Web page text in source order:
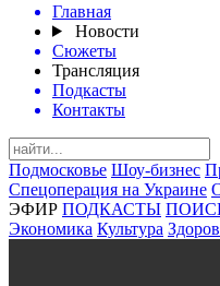
Главная
Новости
Сюжеты
Трансляция
Подкасты
Контакты
Подмосковье Шоу-бизнес
Спецоперация на Украине
ЭФИР ПОДКАСТЫ
Экономика Культура